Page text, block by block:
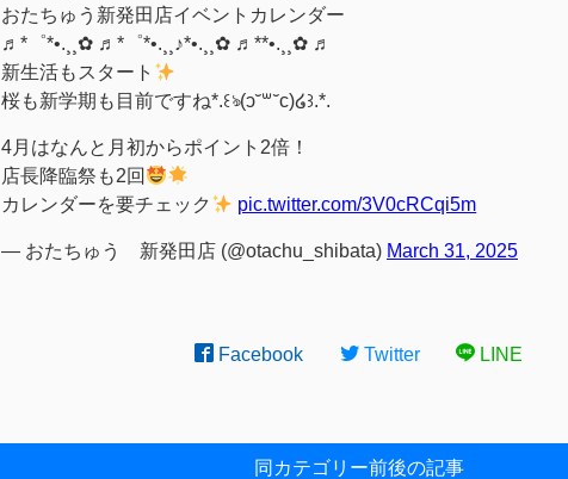
おたちゅう新発田店イベントカレンダー
♬*゜*•.¸¸✿ ♬*゜*•.¸¸♪*•.¸¸✿ ♬**•.¸¸✿ ♬
新生活もスタート
桜も新学期も目前ですね*.꒰ঌ(ↄ˘꒳˘c)໒꒱.*.
4月はなんと月初からポイント2倍！
店長降臨祭も2回
カレンダーを要チェック
pic.twitter.com/3V0cRCqi5m
— おたちゅう 新発田店 (@otachu_shibata) March 31, 2025
Facebook Twitter LINE
同カテゴリー前後の記事